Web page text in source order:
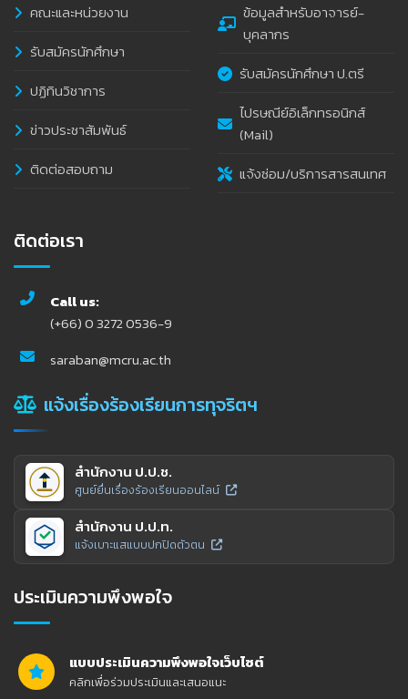
คณะและหน่วยงาน
รับสมัครนักศึกษา
ปฏิทินวิชาการ
ข่าวประชาสัมพันธ์
ติดต่อสอบถาม
ข้อมูลสำหรับอาจารย์-
บุคลากร
รับสมัครนักศึกษา ป.ตรี
ไปรษณีย์อิเล็กทรอนิกส์
(Mail)
แจ้งซ่อม/บริการสารสนเทศ
ติดต่อเรา
Call us:
(+66) 0 3272 0536-9
saraban@mcru.ac.th
แจ้งเรื่องร้องเรียนการทุจริตฯ
สำนักงาน ป.ป.ช.
ศูนย์ยื่นเรื่องร้องเรียนออนไลน์
สำนักงาน ป.ป.ท.
แจ้งเบาะแสแบบปกปิดตัวตน
ประเมินความพึงพอใจ
แบบประเมินความพึงพอใจเว็บไซต์
คลิกเพื่อร่วมประเมินและเสนอแนะ